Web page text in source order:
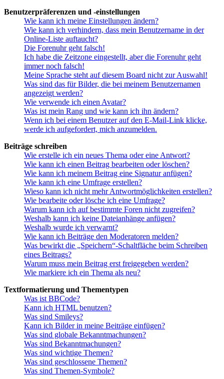
Benutzerpräferenzen und -einstellungen
Wie kann ich meine Einstellungen ändern?
Wie kann ich verhindern, dass mein Benutzername in der
Online-Liste auftaucht?
Die Forenuhr geht falsch!
Ich habe die Zeitzone eingestellt, aber die Forenuhr geht
immer noch falsch!
Meine Sprache steht auf diesem Board nicht zur Auswahl!
Was sind das für Bilder, die bei meinem Benutzernamen
angezeigt werden?
Wie verwende ich einen Avatar?
Was ist mein Rang und wie kann ich ihn ändern?
Wenn ich bei einem Benutzer auf den E-Mail-Link klicke,
werde ich aufgefordert, mich anzumelden.
Beiträge schreiben
Wie erstelle ich ein neues Thema oder eine Antwort?
Wie kann ich einen Beitrag bearbeiten oder löschen?
Wie kann ich meinem Beitrag eine Signatur anfügen?
Wie kann ich eine Umfrage erstellen?
Wieso kann ich nicht mehr Antwortmöglichkeiten erstellen?
Wie bearbeite oder lösche ich eine Umfrage?
Warum kann ich auf bestimmte Foren nicht zugreifen?
Weshalb kann ich keine Dateianhänge anfügen?
Weshalb wurde ich verwarnt?
Wie kann ich Beiträge den Moderatoren melden?
Was bewirkt die „Speichern“-Schaltfläche beim Schreiben
eines Beitrags?
Warum muss mein Beitrag erst freigegeben werden?
Wie markiere ich ein Thema als neu?
Textformatierung und Thementypen
Was ist BBCode?
Kann ich HTML benutzen?
Was sind Smileys?
Kann ich Bilder in meine Beiträge einfügen?
Was sind globale Bekanntmachungen?
Was sind Bekanntmachungen?
Was sind wichtige Themen?
Was sind geschlossene Themen?
Was sind Themen-Symbole?